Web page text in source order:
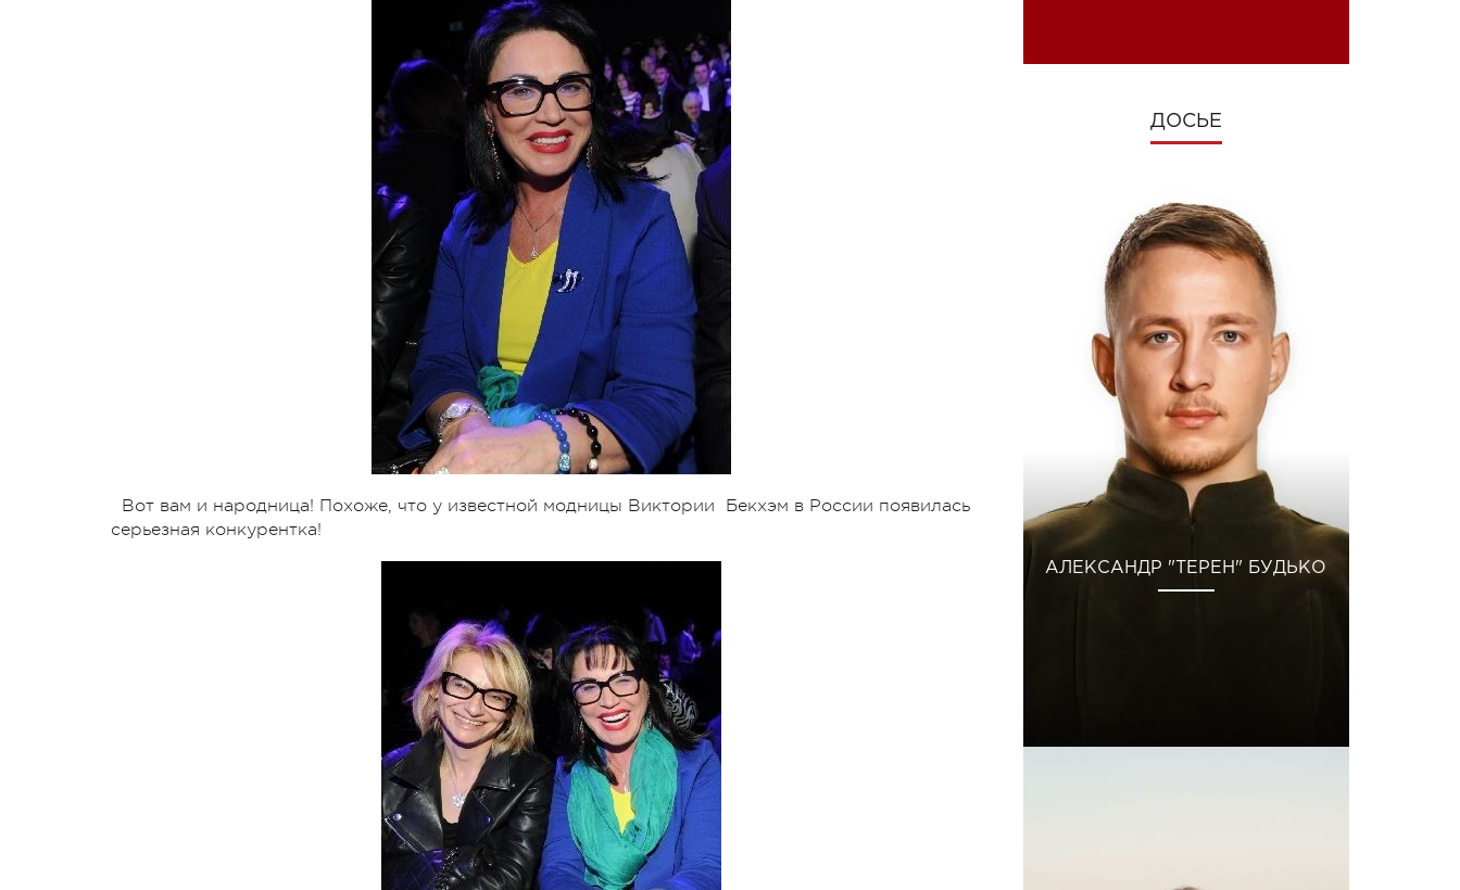
Вот вам и народница! Похоже, что у известной модницы Виктории Бекхэм в России появилась
серьезная конкурентка!
ДОСЬЕ
АЛЕКСАНДР "ТЕРЕН" БУДЬКО